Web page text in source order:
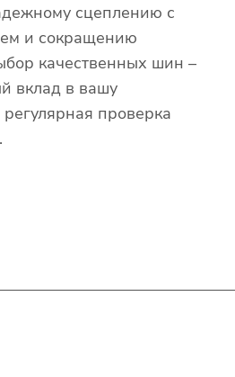
сцеплению с
и сокращению
качественных шин –
вклад в вашу
проверка